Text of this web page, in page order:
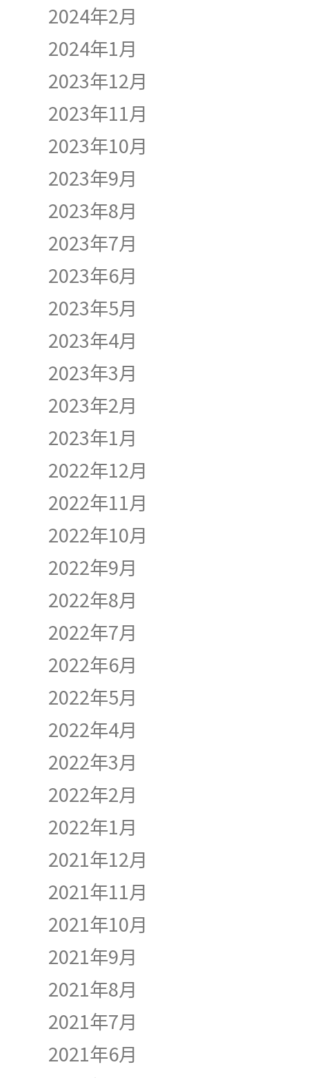
2024年2月
2024年1月
2023年12月
2023年11月
2023年10月
2023年9月
2023年8月
2023年7月
2023年6月
2023年5月
2023年4月
2023年3月
2023年2月
2023年1月
2022年12月
2022年11月
2022年10月
2022年9月
2022年8月
2022年7月
2022年6月
2022年5月
2022年4月
2022年3月
2022年2月
2022年1月
2021年12月
2021年11月
2021年10月
2021年9月
2021年8月
2021年7月
2021年6月